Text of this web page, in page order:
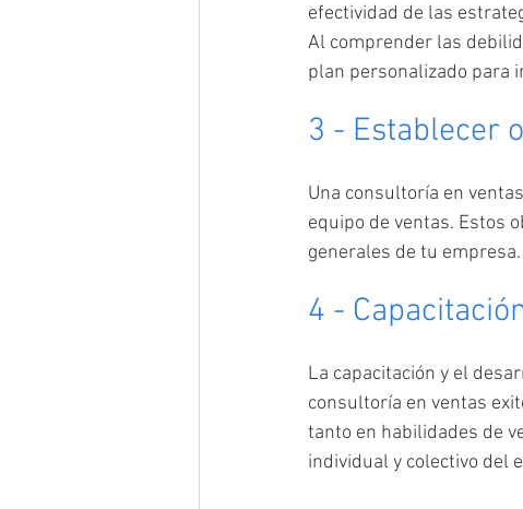
efectividad de las
Al comprender las
plan personalizado para
3 - Establecer
Una consultoría en
equipo de ventas. Estos
generales de tu empresa.
4 -
La capacitación y el
consultoría en ventas
tanto en habilidades de
individual y colectivo del